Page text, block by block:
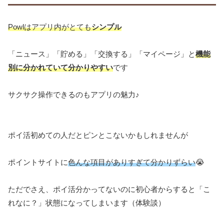
Powlはアプリ内がとてもシンプル
「ニュース」「貯める」「交換する」「マイページ」と機能
別に分かれていて分かりやすいです
サクサク操作できるのもアプリの魅力♪
ポイ活初めての人だとピンとこないかもしれませんが
ポイントサイトに色んな項目がありすぎて分かりずらい😭
ただでさえ、ポイ活分かってないのに初心者からすると「こ
れなに？」状態になってしまいます（体験談）